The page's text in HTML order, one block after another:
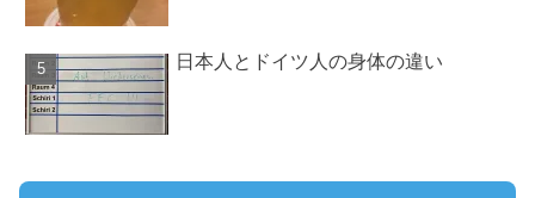
日本人とドイツ人の身体の違い